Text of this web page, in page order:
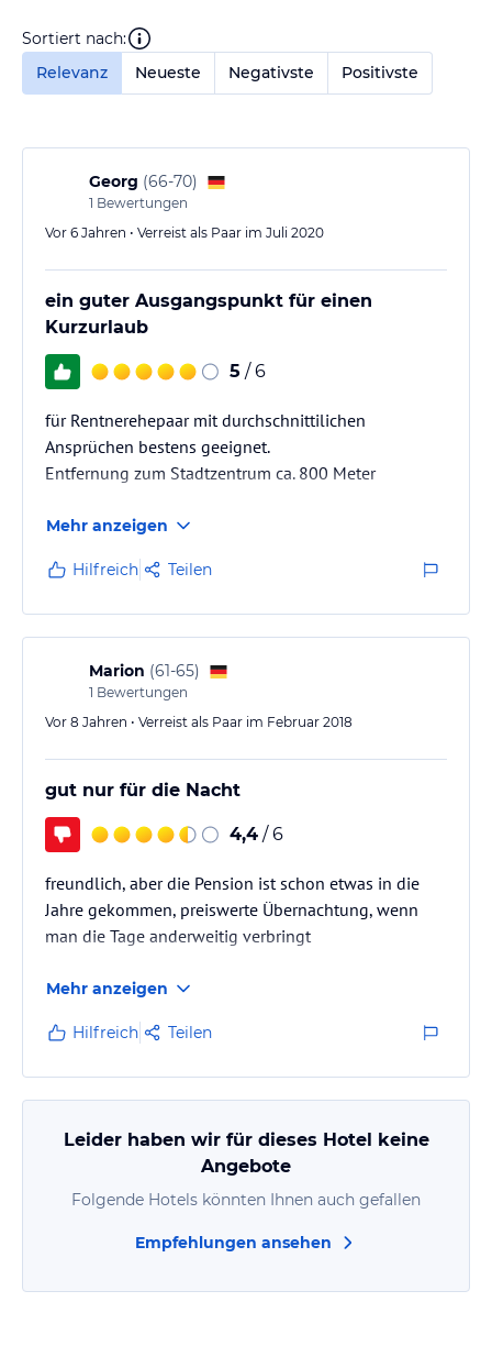
Sortiert nach:
Relevanz
Neueste Negativste Positivste
Georg (66-70)
1 Bewertungen
Vor 6 Jahren • Verreist als Paar im Juli 2020
ein guter Ausgangspunkt für einen
Kurzurlaub
5 / 6
für Rentnerehepaar mit durchschnittilichen
Ansprüchen bestens geeignet.
Entfernung zum Stadtzentrum ca. 800 Meter
Mehr anzeigen
Hilfreich Teilen
Marion (61-65)
1 Bewertungen
Vor 8 Jahren • Verreist als Paar im Februar 2018
gut nur für die Nacht
4,4 / 6
freundlich, aber die Pension ist schon etwas in die
Jahre gekommen, preiswerte Übernachtung, wenn
man die Tage anderweitig verbringt
Mehr anzeigen
Hilfreich Teilen
Leider haben wir für dieses Hotel keine
Angebote
Folgende Hotels könnten Ihnen auch gefallen
Empfehlungen ansehen